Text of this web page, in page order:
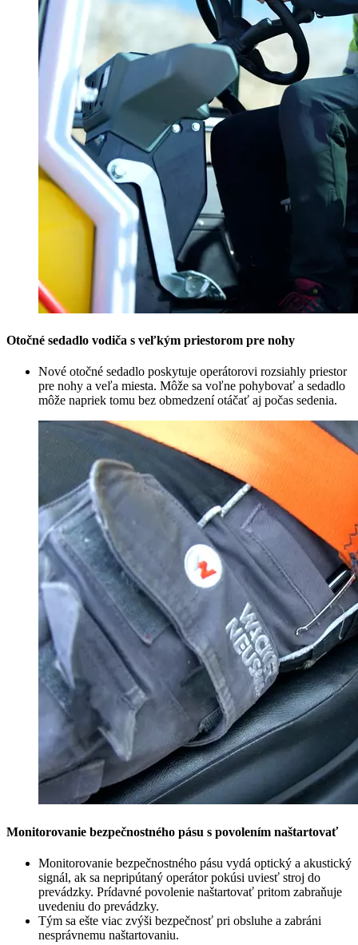
Otočné sedadlo vodiča s veľkým priestorom pre nohy
Nové otočné sedadlo poskytuje operátorovi rozsiahly priestor
pre nohy a veľa miesta. Môže sa voľne pohybovať a sedadlo
môže napriek tomu bez obmedzení otáčať aj počas sedenia.
Monitorovanie bezpečnostného pásu s povolením naštartovať
Monitorovanie bezpečnostného pásu vydá optický a akustický
signál, ak sa nepripútaný operátor pokúsi uviesť stroj do
prevádzky. Prídavné povolenie naštartovať pritom zabraňuje
uvedeniu do prevádzky.
Tým sa ešte viac zvýši bezpečnosť pri obsluhe a zabráni
nesprávnemu naštartovaniu.